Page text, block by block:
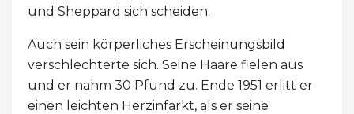
und Sheppard sich scheiden.
Auch sein körperliches Erscheinungsbild
verschlechterte sich. Seine Haare fielen aus
und er nahm 30 Pfund zu. Ende 1951 erlitt er
einen leichten Herzinfarkt, als er seine